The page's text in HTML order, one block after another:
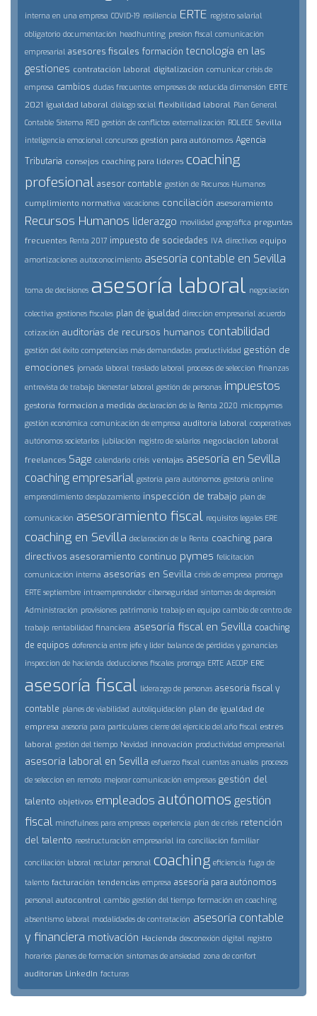
interna en una empresa COVID-19 resiliencia ERTE registro salarial
obligatorio documentación headhunting presion fiscal comunicación
empresarial asesores fiscales formación tecnología en las
gestiones contratación laboral digitalización comunicar crisis de
empresa cambios dudas frecuentes empresas de reducida dimensión ERTE
2021 igualdad laboral diálogo social flexibilidad laboral Plan General
Contable Sistema RED gestión de conflictos externalización ROLECE Sevilla
inteligencia emocional concursos gestión para autónomos Agencia
Tributaria consejos coaching para líderes coaching
profesional asesor contable gestión de Recursos Humanos
cumplimiento normativa vacaciones conciliación asesoramiento
Recursos Humanos liderazgo movilidad geográfica preguntas
frecuentes Renta 2017 impuesto de sociedades IVA directivos equipo
amortizaciones autoconocimiento asesoría contable en Sevilla
toma de decisiones asesoría laboral negociación
colectiva gestiones fiscales plan de igualdad dirección empresarial acuerdo
cotización auditorías de recursos humanos contabilidad
gestión del éxito competencias más demandadas productividad gestión de
emociones jornada laboral traslado laboral procesos de seleccion finanzas
entrevista de trabajo bienestar laboral gestión de personas impuestos
gestoría formación a medida declaración de la Renta 2020 micropymes
gestión económica comunicación de empresa auditoría laboral cooperativas
autónomos societarios jubilación registro de salarios negociación laboral
freelances Sage calendario crisis ventajas asesoría en Sevilla
coaching empresarial gestoría para autónomos gestoría online
emprendimiento desplazamiento inspección de trabajo plan de
comunicación asesoramiento fiscal requisitos legales ERE
coaching en Sevilla declaración de la Renta coaching para
directivos asesoramiento continuo pymes felicitación
comunicación interna asesorías en Sevilla crisis de empresa prorroga
ERTE septiembre intraemprendedor ciberseguridad síntomas de depresión
Administración provisiones patrimonio trabajo en equipo cambio de centro de
trabajo rentabilidad financiera asesoría fiscal en Sevilla coaching
de equipos doferencia entre jefe y lider balance de pérdidas y ganancias
inspeccion de hacienda deducciones fiscales prorroga ERTE AECOP ERE
asesoría fiscal liderazgo de personas asesoría fiscal y
contable planes de viabilidad autoliquidación plan de igualdad de
empresa asesoría para particulares cierre del ejercicio del año fiscal estrés
laboral gestión del tiempo Navidad innovación productividad empresarial
asesoría laboral en Sevilla esfuerzo fiscal cuentas anuales procesos
de seleccion en remoto mejorar comunicación empresas gestión del
talento objetivos empleados autónomos gestión
fiscal mindfulness para empresas experiencia plan de crisis retención
del talento reestructuración empresarial ira conciliación familiar
conciliación laboral reclutar personal coaching eficiencia fuga de
talento facturación tendencias empresa asesoría para autónomos
personal autocontrol cambio gestión del tiempo formación en coaching
absentismo laboral modalidades de contratación asesoría contable
y financiera motivación Hacienda desconexión digital registro
horarios planes de formación síntomas de ansiedad zona de confort
auditorías LinkedIn facturas